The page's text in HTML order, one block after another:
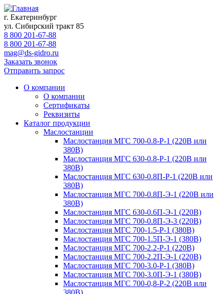
г. Екатеринбург
ул. Сибирский тракт 85
8 800 201-67-88
8 800 201-67-88
mag@ds-gidro.ru
Заказать звонок
Отправить запрос
О компании
О компании
Сертификаты
Реквизиты
Каталог продукции
Маслостанции
Маслостанция МГС 700-0.8-Р-1 (220В или
380В)
Маслостанция МГС 630-0.8-Р-1 (220В или
380В)
Маслостанция МГС 630-0.8П-Р-1 (220В или
380В)
Маслостанция МГС 700-0.8П-Э-1 (220В или
380В)
Маслостанция МГС 630-0.6П-Э-1 (220В)
Маслостанция МГС 700-0.8П-Э-3 (220В)
Маслостанция МГС 700-1.5-Р-1 (380В)
Маслостанция МГС 700-1.5П-Э-1 (380В)
Маслостанция МГС 700-2.2-Р-1 (220В)
Маслостанция МГС 700-2.2П-Э-1 (220В)
Маслостанция МГС 700-3.0-Р-1 (380В)
Маслостанция МГС 700-3.0П-Э-1 (380В)
Маслостанция МГС 700-0,8-Р-2 (220В или
380В)